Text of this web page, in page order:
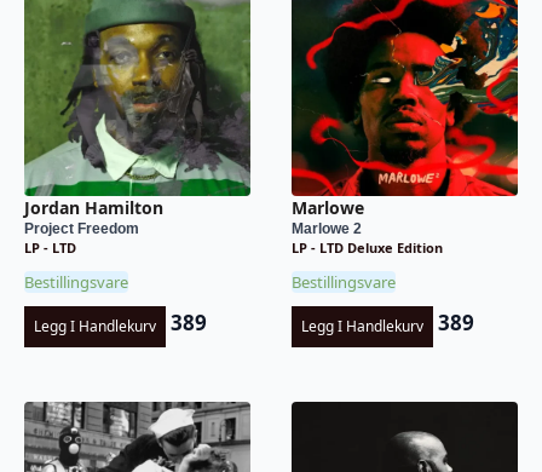
Jordan Hamilton
Project Freedom
LP - LTD
Bestillingsvare
Legg I Handlekurv 389
Marlowe
Marlowe 2
LP - LTD Deluxe Edition
Bestillingsvare
Legg I Handlekurv 389